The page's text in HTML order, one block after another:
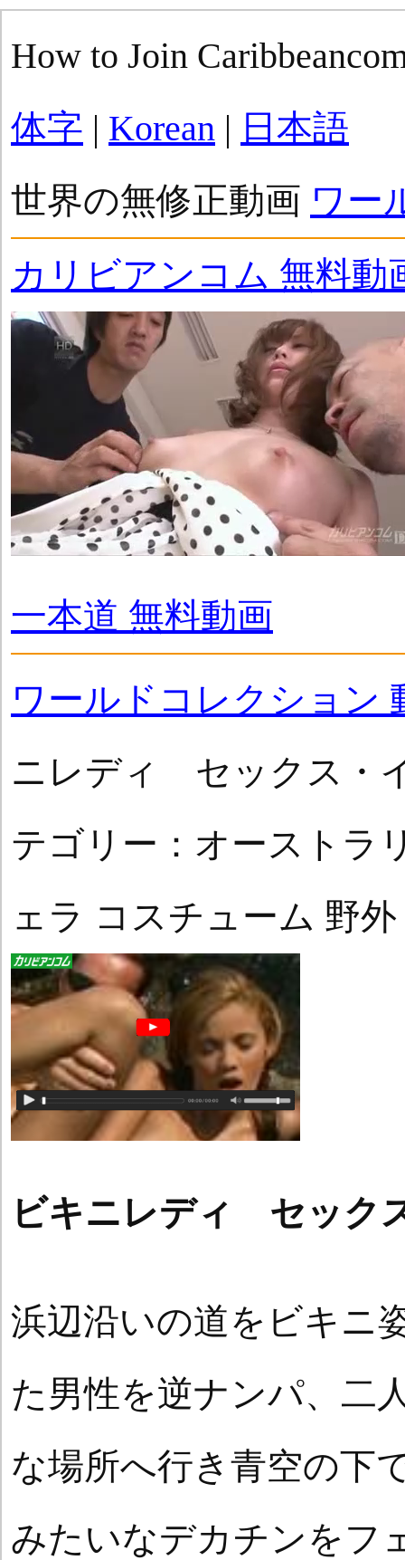
How to Join
体字 | Korean | 日本語
世界の無修正動画 ワー
カリビアンコム 無料動
一本道 無料動画
ワールドコレクション
ニレディ セックス・
テゴリー：オーストラ
ェラ コスチューム 野外
ビキニレディ セック
浜辺沿いの道をビキニ
た男性を逆ナンパ、二
な場所へ行き青空の下
みたいなデカチンをフ